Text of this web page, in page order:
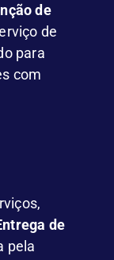
de
de
para
com
de
pela